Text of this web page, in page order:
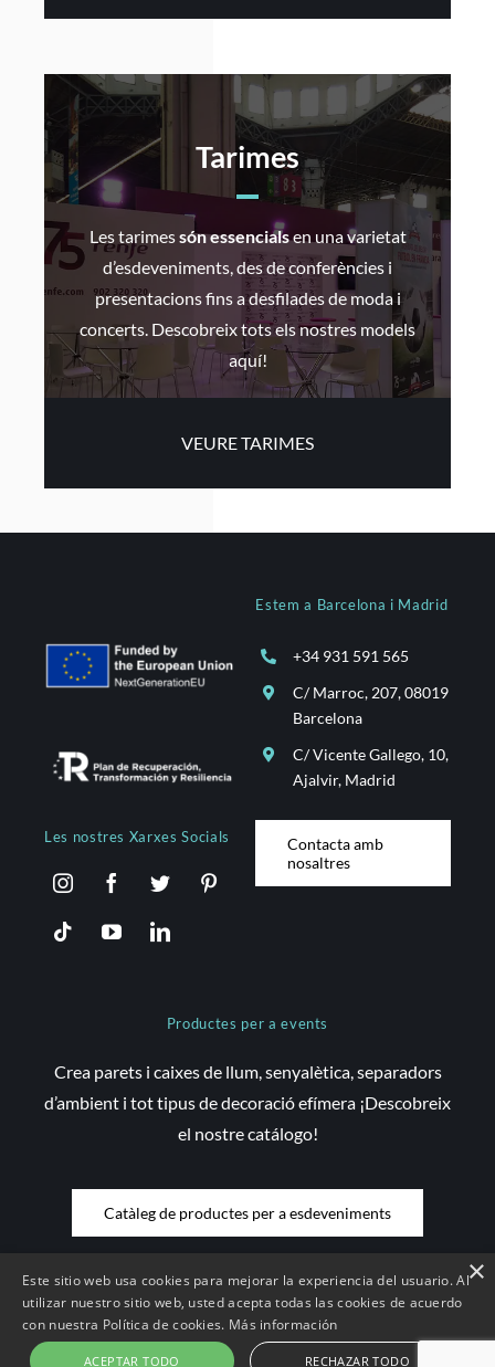
Tarimes
Les tarimessón essencialsen una varietat
d’esdeveniments, des de conferències i
presentacions fins a desfilades de moda i
concerts. Descobreix tots els nostres models
aquí!
VEURE TARIMES
Les nostres Xarxes Socials
Estem a Barcelona i Madrid
+34 931 591 565
C/ Marroc, 207, 08019
Barcelona
C/ Vicente Gallego, 10,
Ajalvir, Madrid
Contacta amb
nosaltres
Productes per a events
Crea parets i caixes de llum, senyalètica, separadors
d’ambient i tot tipus de decoració efímera ¡Descobreix
el nostre catálogo!
Catàleg de productes per a esdeveniments
© Copyright 2026 Saez Decom - Tots els drets reservats | Web
Compsa Online•Avís Legal i condicions d'ús
×
Este sitio web usa cookies para mejorar la experiencia del usuario. Al
utilizar nuestro sitio web, usted acepta todas las cookies de acuerdo
con nuestra Política de cookies. Más información
ACEPTAR TODO RECHAZAR TODO